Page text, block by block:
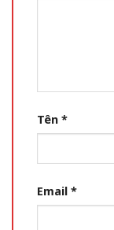
Tên *
Email *